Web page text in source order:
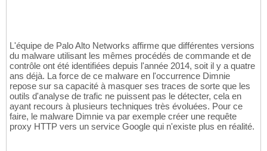
L'équipe de Palo Alto Networks affirme que différentes versions
du malware utilisant les mêmes procédés de commande et de
contrôle ont été identifiées depuis l'année 2014, soit il y a quatre
ans déjà. La force de ce malware en l'occurrence Dimnie
repose sur sa capacité à masquer ses traces de sorte que les
outils d'analyse de trafic ne puissent pas le détecter, cela en
ayant recours à plusieurs techniques très évoluées. Pour ce
faire, le malware Dimnie va par exemple créer une requête
proxy HTTP vers un service Google qui n'existe plus en réalité.